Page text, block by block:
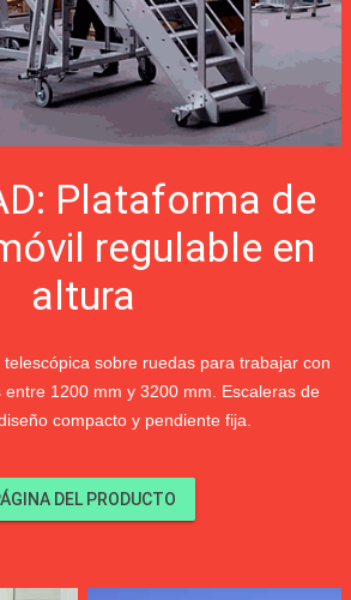
Plataforma de
regulable en
altura
sobre ruedas para trabajar con
1200 mm y 3200 mm. Escaleras de
compacto y pendiente fija.
DEL PRODUCTO